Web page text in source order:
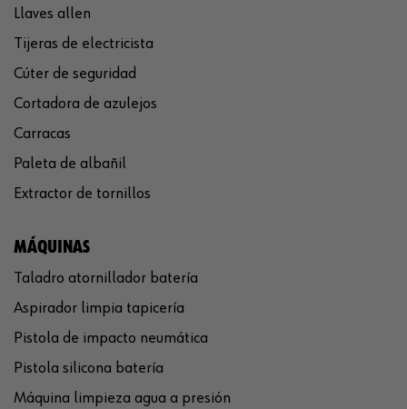
Llaves allen
Tijeras de electricista
Cúter de seguridad
Cortadora de azulejos
Carracas
Paleta de albañil
Extractor de tornillos
MÁQUINAS
Taladro atornillador batería
Aspirador limpia tapicería
Pistola de impacto neumática
Pistola silicona batería
Máquina limpieza agua a presión